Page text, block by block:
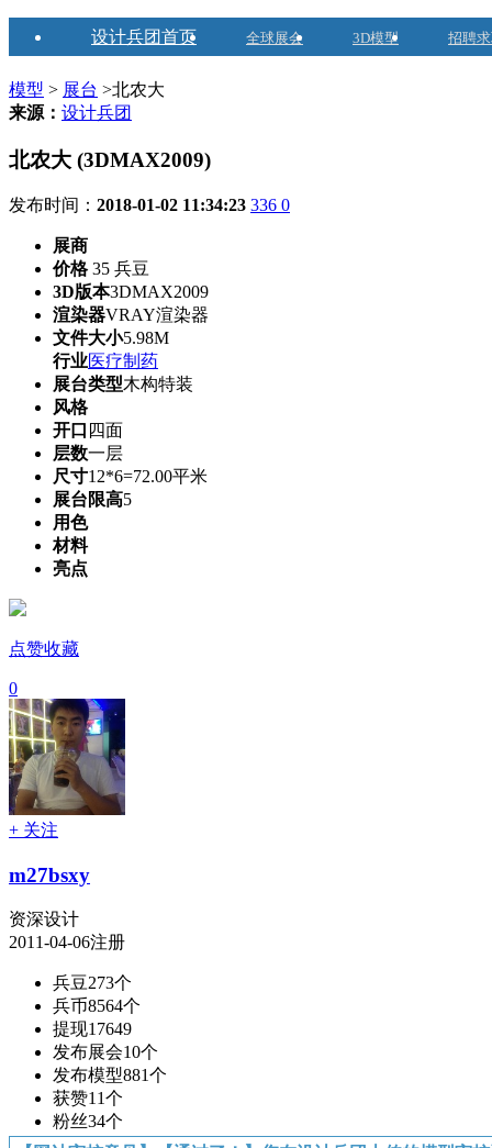
设计兵团首页 全球展会 3D模型 招聘
模型 > 展台 >北农大
来源： 设计兵团
北农大 (3DMAX2009)
发布时间： 2018-01-02 11:34:23 336 0
展商
价格35 兵豆
3D版本3DMAX2009
渲染器VRAY渲染器
文件大小5.98M
行业医疗制药
展台类型木构特装
风格
开口 四面
层数一层
尺寸12*6=72.00平米
展台限高5
用色
材料
亮点
点赞收藏
0
+ 关注
m27bsxy
资深设计
2011-04-06注册
兵豆273个
兵币8564个
提现17649
发布展会10个
发布模型881个
获赞11个
粉丝34个